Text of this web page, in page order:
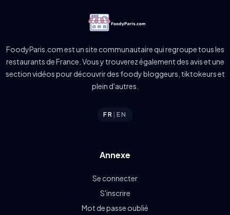
FoodyParis.com est un site communautaire qui regroupe tous les
restaurants de France. Vous y trouverez également des avis et une
section vidéos pour découvrir des foody bloggeurs, tiktokeurs et
plein d'autres.
FR |EN
Annexe
Se connecter
S'inscrire
Mot de passe oublié